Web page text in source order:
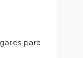
para